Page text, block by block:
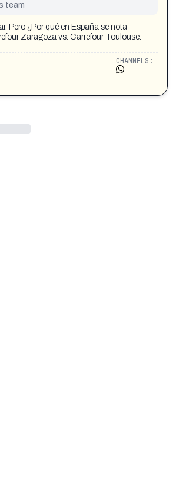
team
Pero ¿Por qué en España se nota
Zaragoza vs. Carrefour Toulouse.
CHANNELS: